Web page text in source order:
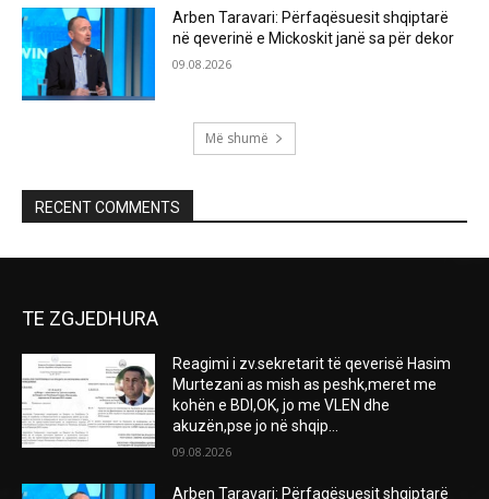
Arben Taravari: Përfaqësuesit shqiptarë
në qeverinë e Mickoskit janë sa për dekor
09.08.2026
Më shumë
RECENT COMMENTS
TE ZGJEDHURA
Reagimi i zv.sekretarit të qeverisë Hasim
Murtezani as mish as peshk,meret me
kohën e BDI,OK, jo me VLEN dhe
akuzën,pse jo në shqip...
09.08.2026
Arben Taravari: Përfaqësuesit shqiptarë